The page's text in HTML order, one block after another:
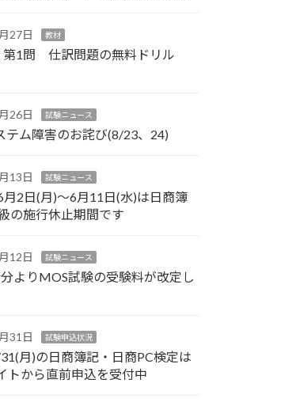
27日 教材
第1問 仕訳問題の無料ドリル
26日 試験ニュース
テム障害のお詫び(8/23、24)
13日 試験ニュース
月2日(月)～6月11日(水)は日商簿
の施行休止期間です
12日 試験ニュース
よりMOS試験の受験料が改定し
31日 試験申込状況
月)の日商簿記・日商PC検定は
トから直前申込を受付中